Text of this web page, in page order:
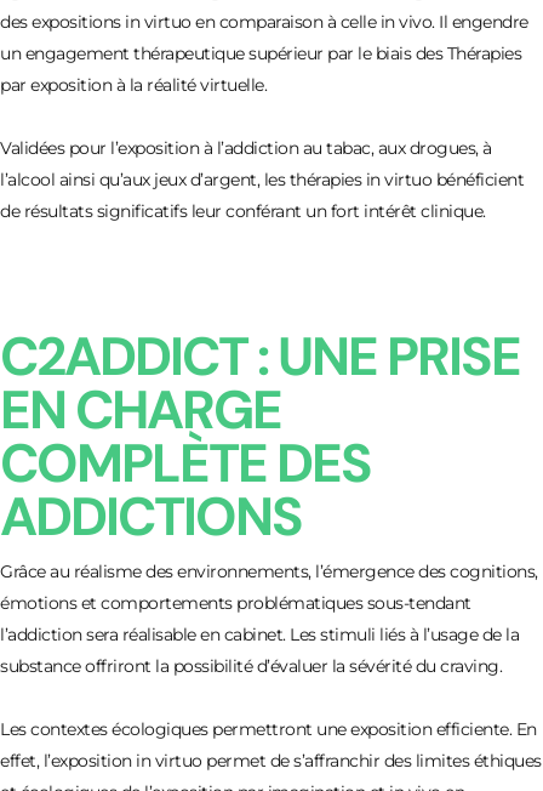
des expositions in virtuo en comparaison à celle in vivo. Il engendre
un engagement thérapeutique supérieur par le biais des Thérapies
par exposition à la réalité virtuelle.
Validées pour l’exposition à l’addiction au tabac, aux drogues, à
l’alcool ainsi qu’aux jeux d’argent, les thérapies in virtuo bénéficient
de résultats significatifs leur conférant un fort intérêt clinique.
C2ADDICT : UNE PRISE
EN CHARGE
COMPLÈTE DES
ADDICTIONS
Grâce au réalisme des environnements, l’émergence des cognitions,
émotions et comportements problématiques sous-tendant
l’addiction sera réalisable en cabinet. Les stimuli liés à l’usage de la
substance offriront la possibilité d’évaluer la sévérité du craving.
Les contextes écologiques permettront une exposition efficiente. En
effet, l’exposition in virtuo permet de s’affranchir des limites éthiques